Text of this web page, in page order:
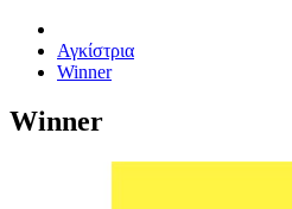
Αγκίστρια
Winner
Winner